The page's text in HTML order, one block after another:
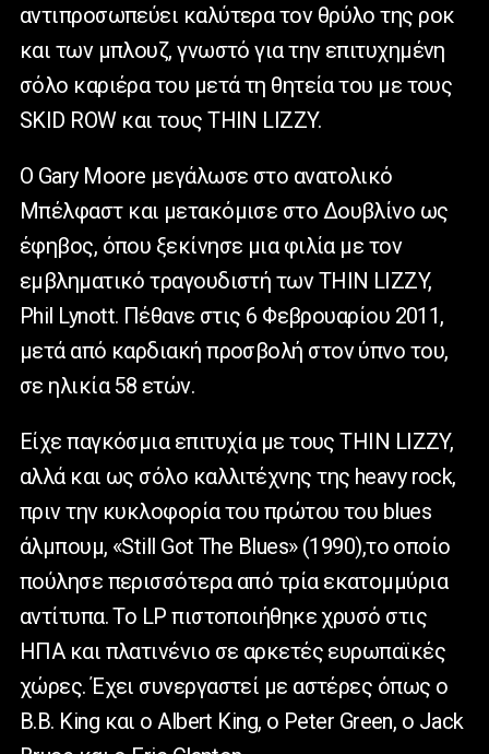
αντιπροσωπεύει καλύτερα τον θρύλο της ροκ
και των μπλουζ, γνωστό για την επιτυχημένη
σόλο καριέρα του μετά τη θητεία του με τους
SKID ROW και τους THIN LIZZY.
Ο Gary Moore μεγάλωσε στο ανατολικό
Μπέλφαστ και μετακόμισε στο Δουβλίνο ως
έφηβος, όπου ξεκίνησε μια φιλία με τον
εμβληματικό τραγουδιστή των THIN LIZZY,
Phil Lynott. Πέθανε στις 6 Φεβρουαρίου 2011,
μετά από καρδιακή προσβολή στον ύπνο του,
σε ηλικία 58 ετών.
Είχε παγκόσμια επιτυχία με τους THIN LIZZY,
αλλά και ως σόλο καλλιτέχνης της heavy rock,
πριν την κυκλοφορία του πρώτου του blues
άλμπουμ, «Still Got The Blues» (1990),το οποίο
πούλησε περισσότερα από τρία εκατομμύρια
αντίτυπα. Το LP πιστοποιήθηκε χρυσό στις
ΗΠΑ και πλατινένιο σε αρκετές ευρωπαϊκές
χώρες. Έχει συνεργαστεί με αστέρες όπως ο
B.B. King και ο Albert King, ο Peter Green, ο Jack